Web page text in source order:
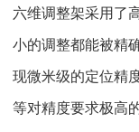
六维调整架采用了
小的调整都能被精
现微米级的定位精
等对精度要求极高